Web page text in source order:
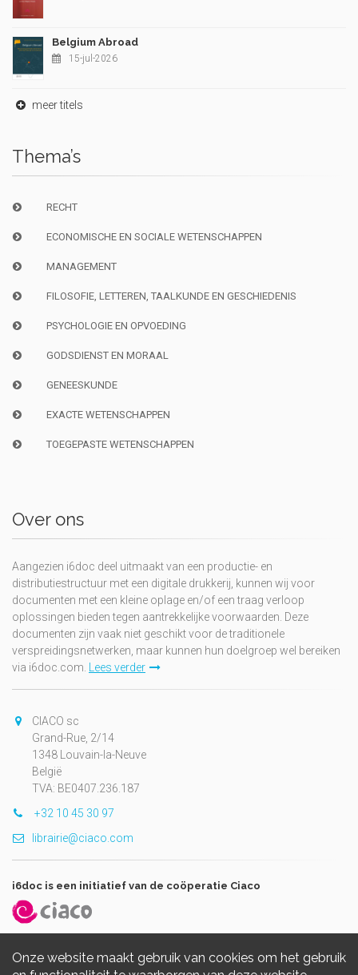
Onze website maakt gebruik van cookies om het gebruik
Belgium Abroad
15-jul-2026
meer titels
Thema’s
RECHT
ECONOMISCHE EN SOCIALE WETENSCHAPPEN
MANAGEMENT
FILOSOFIE, LETTEREN, TAALKUNDE EN GESCHIEDENIS
PSYCHOLOGIE EN OPVOEDING
GODSDIENST EN MORAAL
GENEESKUNDE
EXACTE WETENSCHAPPEN
TOEGEPASTE WETENSCHAPPEN
Over ons
Aangezien i6doc deel uitmaakt van een productie- en
distributiestructuur met een digitale drukkerij, kunnen wij voor
documenten met een kleine oplage en/of een traag verloop
oplossingen bieden tegen aantrekkelijke voorwaarden. Deze
documenten zijn vaak niet geschikt voor de traditionele
verspreidingsnetwerken, maar kunnen hun doelgroep wel bereiken
via i6doc.com.
Lees verder
CIACO sc
Grand-Rue, 2/14
1348 Louvain-la-Neuve
België
TVA: BE0407.236.187
+32 10 45 30 97
librairie@ciaco.com
i6doc is een initiatief van de coöperatie Ciaco